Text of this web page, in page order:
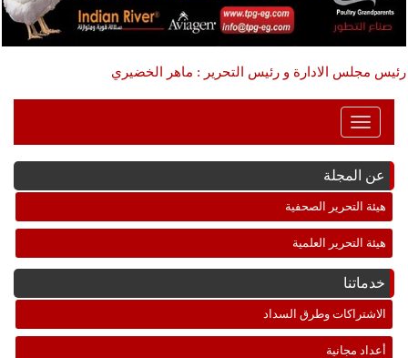
رئيس مجلس الادارة و رئيس التحرير : ماهر الخضيري
Toggle
Navigation
عن المجلة
هيئة التحرير الصحفية
هيئة التحرير العلمية
خدماتنا
الاشتراكات وطرق السداد
أعداد مجانية